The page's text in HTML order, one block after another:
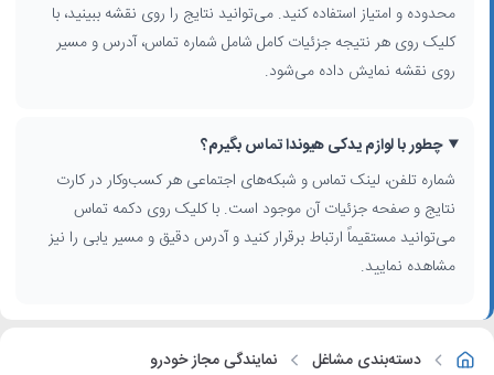
محدوده و امتیاز استفاده کنید. می‌توانید نتایج را روی نقشه ببینید، با
کلیک روی هر نتیجه جزئیات کامل شامل شماره تماس، آدرس و مسیر
روی نقشه نمایش داده می‌شود.
چطور با لوازم یدکی هیوندا تماس بگیرم؟
شماره تلفن، لینک تماس و شبکه‌های اجتماعی هر کسب‌وکار در کارت
نتایج و صفحه جزئیات آن موجود است. با کلیک روی دکمه تماس
می‌توانید مستقیماً ارتباط برقرار کنید و آدرس دقیق و مسیر یابی را نیز
مشاهده نمایید.
دسته‌بندی مشاغل نمایندگی مجاز خودرو